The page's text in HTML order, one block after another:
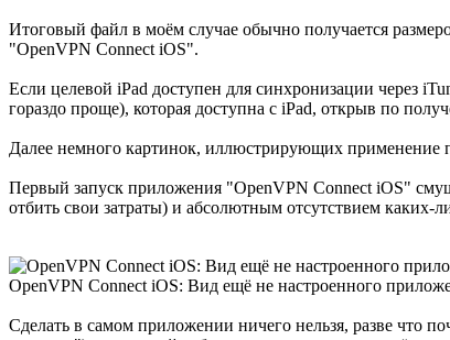
Итоговый файл в моём случае обычно получается
"OpenVPN Connect iOS".
Если целевой iPad доступен для синхронизации через
гораздо проще), которая доступна с iPad, открыв по
Далее немного картинок, иллюстрирующих применение
Первый запуск приложения "OpenVPN Connect iOS"
отбить свои затраты) и абсолютным отсутствием каких-
OpenVPN Connect iOS: Вид ещё не настроенного
Сделать в самом приложении ничего нельзя, разве что